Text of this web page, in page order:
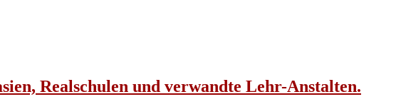
Realschulen und verwandte Lehr-Anstalten.